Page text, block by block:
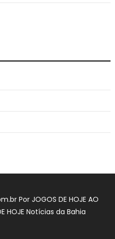
Por JOGOS DE HOJE AO
HOJE Notícias da Bahia